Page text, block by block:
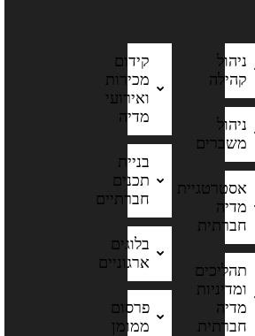
קידום
מכירות
ואירועי
מדיה
בניית
תכנים
חברתיים
בלוגים
ארגוניים
פרסום
ממומן
ניהול
קהילה
ניהול
משברים
אסטרטגיית
מדיה
חברתית
תהליכים
ומדיניות
מדיה
חברתית